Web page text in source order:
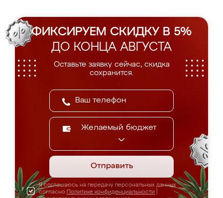
ФИКСИРУЕМ СКИДКУ В 5%
ДО КОНЦА АВГУСТА
Оставьте заявку сейчас, скидка
сохранится.
Желаемый бюджет
Отправить
Я соглашаюсь на передачу персональных данных
согласно Политике конфиденциальности